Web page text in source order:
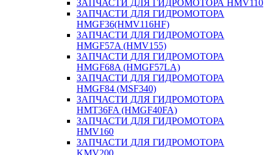
ЗАПЧАСТИ ДЛЯ ГИДРОМОТОРА HMV110
ЗАПЧАСТИ ДЛЯ ГИДРОМОТОРА
HMGF36(HMV116HF)
ЗАПЧАСТИ ДЛЯ ГИДРОМОТОРА
HMGF57A (HMV155)
ЗАПЧАСТИ ДЛЯ ГИДРОМОТОРА
HMGF68A (HMGF57LA)
ЗАПЧАСТИ ДЛЯ ГИДРОМОТОРА
HMGF84 (MSF340)
ЗАПЧАСТИ ДЛЯ ГИДРОМОТОРА
HMT36FA (HMGF40FA)
ЗАПЧАСТИ ДЛЯ ГИДРОМОТОРА
HMV160
ЗАПЧАСТИ ДЛЯ ГИДРОМОТОРА
KMV200